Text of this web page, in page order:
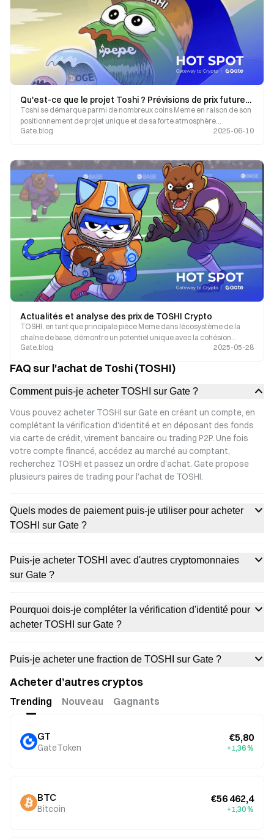
Qu'est-ce que le projet Toshi ? Prévisions de prix futures pour la pièce TOSHI
Toshi se démarque parmi de nombreux coins Meme en raison de son
positionnement de projet unique et de sa forte atmosphère
communautaire.
Gate.blog 2025-06-10
Actualités et analyse des prix de TOSHI Crypto
TOSHI, en tant que principale pièce Meme dans lécosystème de la
chaîne de base, démontre un potentiel unique avec la cohésion
communautaire et un modèle déflationniste.
Gate.blog 2025-05-28
FAQ sur l'achat de Toshi (TOSHI)
Comment puis-je acheter TOSHI sur Gate ?
Vous pouvez acheter TOSHI sur Gate en créant un compte, en
complétant la vérification d'identité et en déposant des fonds
via carte de crédit, virement bancaire ou trading P2P. Une fois
votre compte financé, accédez au marché au comptant,
recherchez TOSHI et passez un ordre d'achat. Gate propose
plusieurs paires de trading pour l'achat de TOSHI.
Quels modes de paiement puis-je utiliser pour acheter
TOSHI sur Gate ?
Puis-je acheter TOSHI avec d'autres cryptomonnaies
sur Gate ?
Pourquoi dois-je compléter la vérification d'identité pour
acheter TOSHI sur Gate ?
Puis-je acheter une fraction de TOSHI sur Gate ?
Acheter d’autres cryptos
Trending Nouveau Gagnants
GT
GateToken
€5,80
+1,36 %
BTC
Bitcoin
€56 462,4
+1,30 %